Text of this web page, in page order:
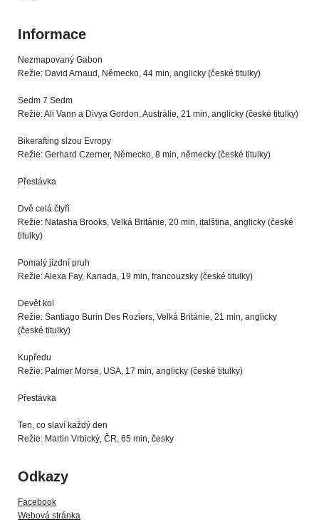
Informace
Nezmapovaný Gabon
Režie: David Arnaud, Německo, 44 min, anglicky (české titulky)
Sedm 7 Sedm
Režie: Ali Vann a Divya Gordon, Austrálie, 21 min, anglicky (české titulky)
Bikerafting slzou Evropy
Režie: Gerhard Czerner, Německo, 8 min, německy (české titulky)
Přestávka
Dvě celá čtyři
Režie: Natasha Brooks, Velká Británie, 20 min, italština, anglicky (české
titulky)
Pomalý jízdní pruh
Režie: Alexa Fay, Kanada, 19 min, francouzsky (české titulky)
Devět kol
Režie: Santiago Burin Des Roziers, Velká Británie, 21 min, anglicky
(české titulky)
Kupředu
Režie: Palmer Morse, USA, 17 min, anglicky (české titulky)
Přestávka
Ten, co slaví každý den
Režie: Martin Vrbický, ČR, 65 min, česky
Odkazy
Facebook
Webová stránka